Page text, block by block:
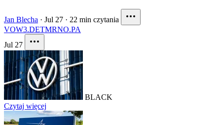
Jan Blecha · Jul 27 · 22 min czytania
VOW3.DETMRNO.PA
Jul 27
BLACK
Czytaj więcej